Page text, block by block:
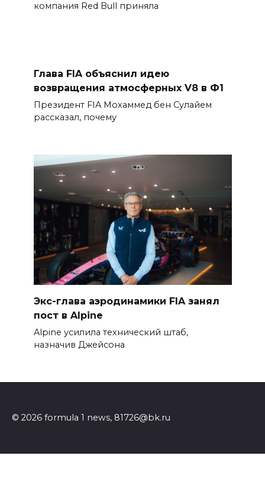
компания Red Bull приняла
Глава FIA объяснил идею
возвращения атмосферных V8 в Ф1
Президент FIA Мохаммед бен Сулайем
рассказал, почему
Экс-глава аэродинамики FIA занял
пост в Alpine
Alpine усилила технический штаб,
назначив Джейсона
© 2026 formula 1 news, 81726@bk.ru